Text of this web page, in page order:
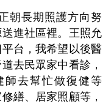
朝長期照護方向努
進社區裡。王照允
台，我希望以後醫
去民眾家中看診，
師去幫忙做復健等
繕、居家照顧等，